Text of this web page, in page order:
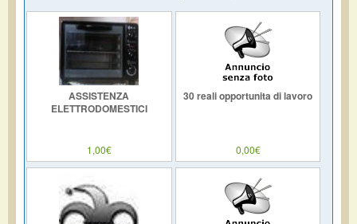
ASSISTENZA
ELETTRODOMESTICI
1,00€
30 reali opportunita di lavoro
0,00€